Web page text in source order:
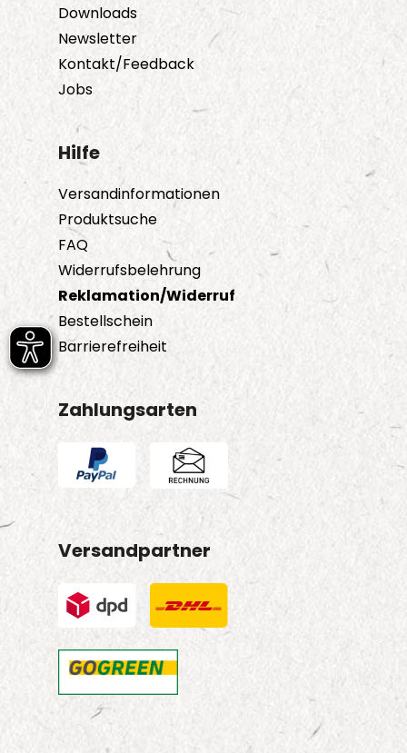
Downloads
Newsletter
Kontakt/Feedback
Jobs
Hilfe
Versandinformationen
Produktsuche
FAQ
Widerrufsbelehrung
Reklamation/Widerruf
Bestellschein
Barrierefreiheit
Zahlungsarten
Versandpartner